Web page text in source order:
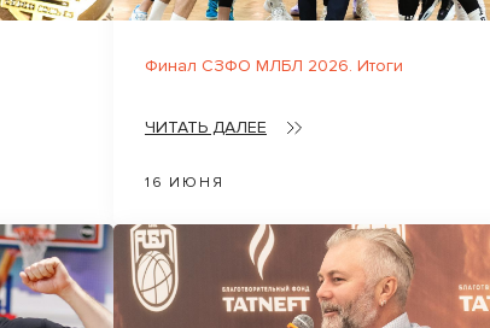
Финал СЗФО МЛБЛ 2026. Итоги
ЧИТАТЬ ДАЛЕЕ
16 ИЮНЯ